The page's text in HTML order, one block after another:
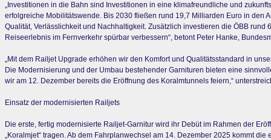
„Investitionen in die Bahn sind Investitionen in eine klimafreundliche und
erfolgreiche Mobilitätswende. Bis 2030 fließen rund 19,7 Milliarden Euro in
Qualität, Verlässlichkeit und Nachhaltigkeit. Zusätzlich investieren die ÖBB
Reiseerlebnis im Fernverkehr spürbar verbessern“, betont Peter Hanke,
„Mit dem Railjet Upgrade erhöhen wir den Komfort und Qualitätsstandard in
Die Modernisierung und der Umbau bestehender Garnituren bieten eine
wir am 12. Dezember bereits die Eröffnung des Koralmtunnels feiern,“
Einsatz der modernisierten Railjets
Die erste, fertig modernisierte Railjet-Garnitur wird ihr Debüt im Rahmen der
„Koralmjet“ tragen. Ab dem Fahrplanwechsel am 14. Dezember 2025 kommt